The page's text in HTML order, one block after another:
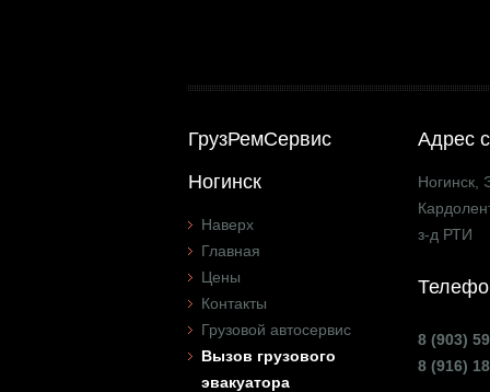
ГрузРемСервис
Ногинск
Наверх
Главная
Цены
Контакты
Грузовой автосервис
Вызов грузового
эвакуатора
Адрес
Ногинск,
з-д РТИ
8 (903)
8 (916)